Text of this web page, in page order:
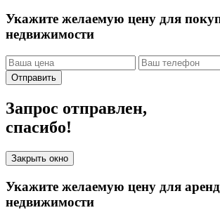
Укажите желаемую цену для
недвижимости
Отправить
Запрос отправлен,
спасибо!
Закрыть окно
Укажите желаемую цену для
недвижимости